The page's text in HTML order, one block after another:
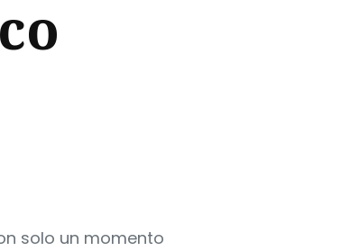
solo un momento